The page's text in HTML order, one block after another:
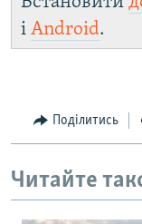
і Android.
Поділитись
Читайте